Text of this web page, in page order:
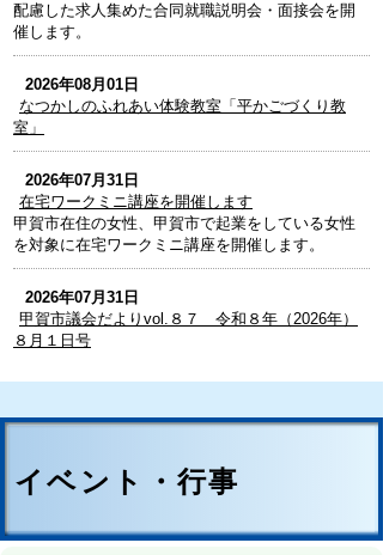
配慮した求人集めた合同就職説明会・面接会を開
催します。
2026年08月01日
なつかしのふれあい体験教室「平かごづくり教
室」
2026年07月31日
在宅ワークミニ講座を開催します
甲賀市在住の女性、甲賀市で起業をしている女性
を対象に在宅ワークミニ講座を開催します。
2026年07月31日
甲賀市議会だよりvol.８７ 令和８年（2026年）
８月１日号
イベント・行事